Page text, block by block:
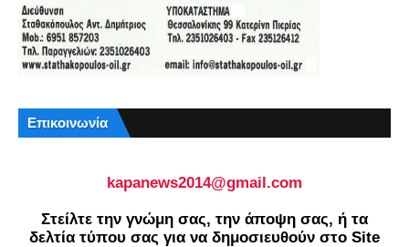
Επικοινωνία
kapanews2014@gmail.com
Στείλτε την γνώμη σας, την άποψη σας, ή τα
δελτία τύπου σας για να δημοσιευθούν στο Site